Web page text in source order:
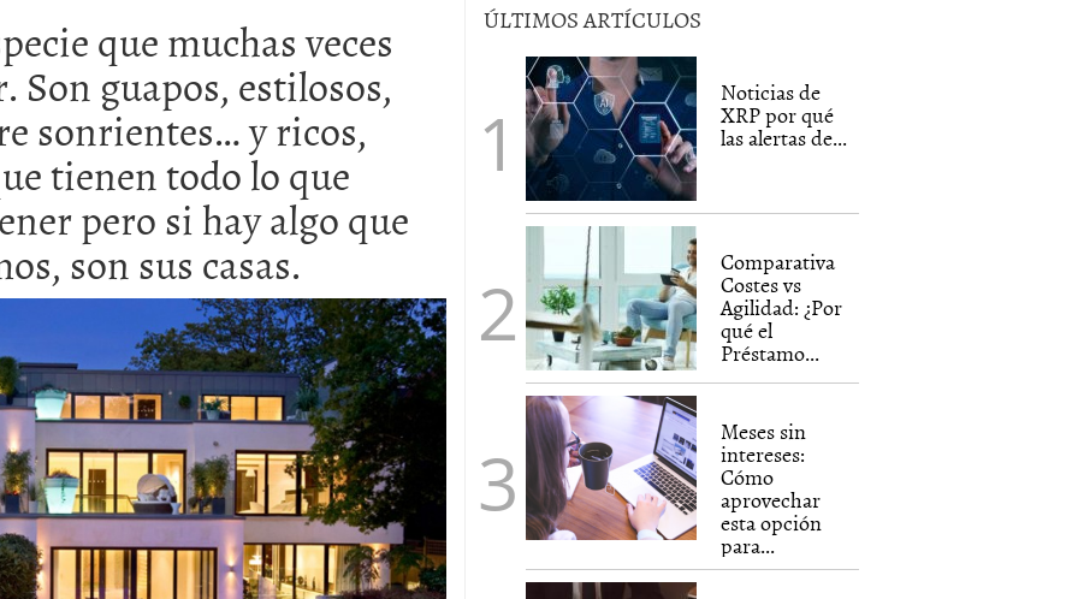
¿Por qué el Préstamo Promotor privado
12 de diciembre de 2025
aprovechar esta opción para gestionar tus
de 2025
es una decisión financiera: cómo anticiparte
de 2025
punto de venta? 3 de octubre de 2025
que muchas veces
Son guapos, estilosos,
sonrientes… y ricos,
tienen todo lo que
pero si hay algo que
son sus casas.
ÚLTIMOS ARTÍCULOS
Noticias de
XRP por qué
las alertas de...
Comparativa
Costes vs
Agilidad: ¿Por
qué el
Préstamo...
Meses sin
intereses:
Cómo
aprovechar
esta opción
para...